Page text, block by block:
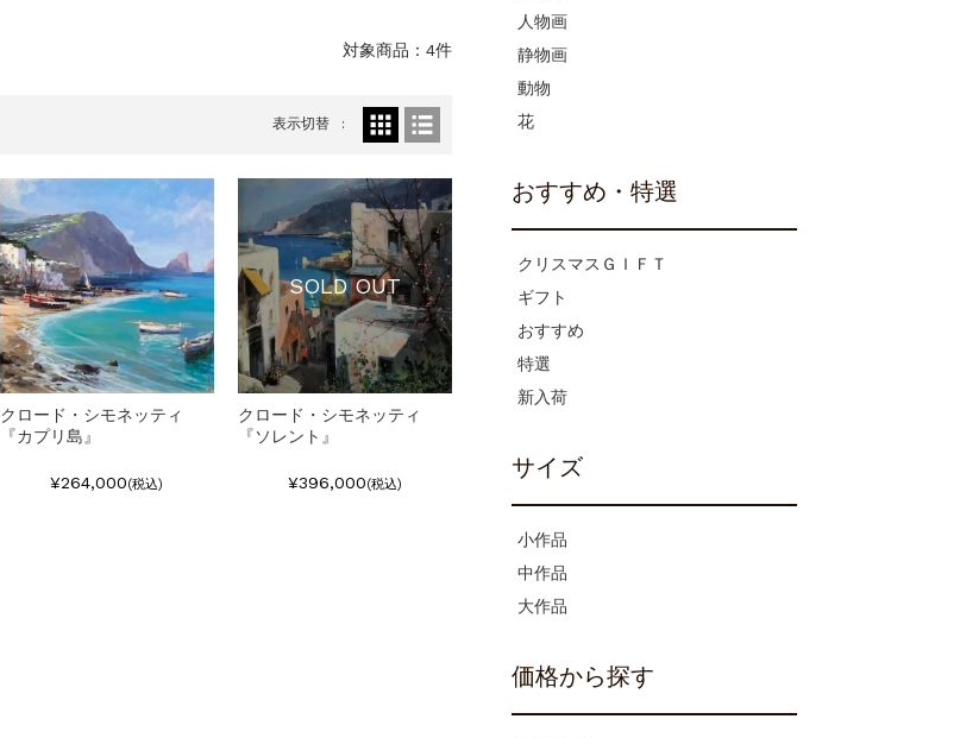
対象商品：4件
表示切替
クロード・シモネッティ
『カプリ島』
¥264,000(税込)
SOLD OUT
クロード・シモネッティ
『ソレント』
¥396,000(税込)
人物画
静物画
動物
花
おすすめ・特選
クリスマスＧＩＦＴ
ギフト
おすすめ
特選
新入荷
サイズ
小作品
中作品
大作品
価格から探す